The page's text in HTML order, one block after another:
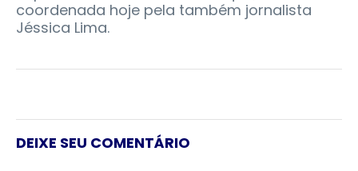
coordenada hoje pela também jornalista
Jéssica Lima.
DEIXE SEU COMENTÁRIO